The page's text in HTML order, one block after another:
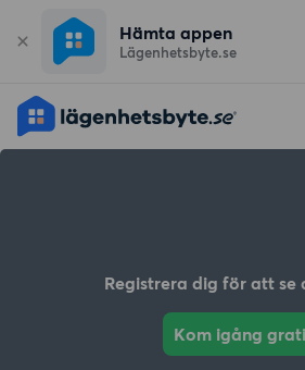
Hämta appen
Lägenhetsbyte.se
Registrera dig för att se
Kom igång